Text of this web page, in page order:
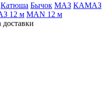
Катюша Бычок МАЗ КАМАЗ
12 м MAN 12 м